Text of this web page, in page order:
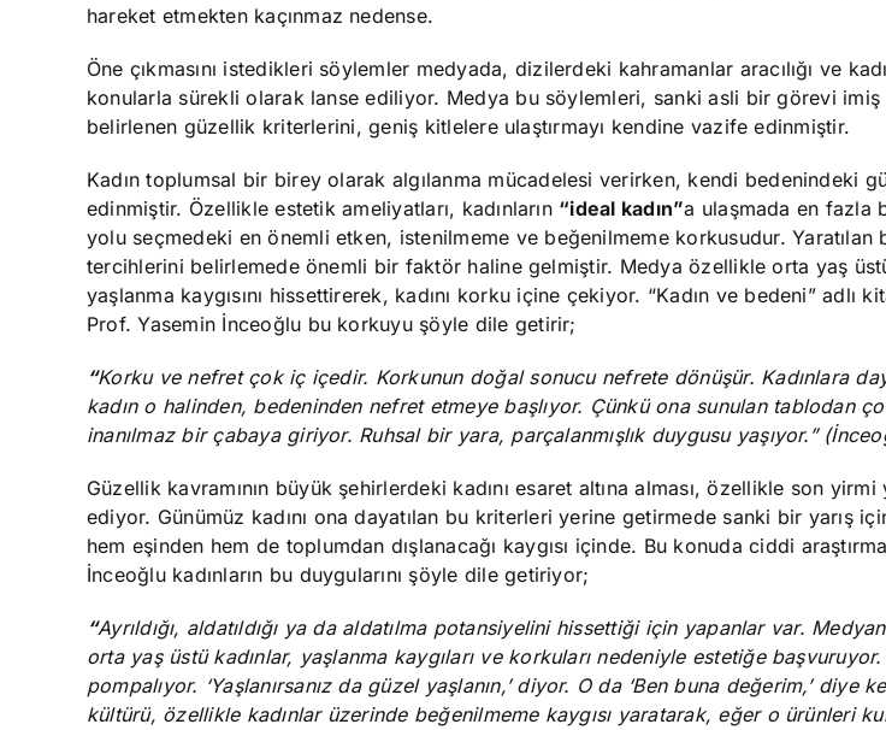
hareket etmekten kaçınmaz nedense.
Öne çıkmasını istedikleri söylemler medyada, dizilerdeki kahramanlar aracılığı ve
konularla sürekli olarak lanse ediliyor. Medya bu söylemleri, sanki asli bir görevi
belirlenen güzellik kriterlerini, geniş kitlelere ulaştırmayı kendine vazife edinmiştir.
Kadın toplumsal bir birey olarak algılanma mücadelesi verirken, kendi bedenindeki
edinmiştir. Özellikle estetik ameliyatları, kadınların “ideal kadın”a ulaşmada en fazla
yolu seçmedeki en önemli etken, istenilmeme ve beğenilmeme korkusudur. Yaratılan
tercihlerini belirlemede önemli bir faktör haline gelmiştir. Medya özellikle orta yaş
yaşlanma kaygısını hissettirerek, kadını korku içine çekiyor. “Kadın ve bedeni” adlı
Prof. Yasemin İnceoğlu bu korkuyu şöyle dile getirir;
“Korku ve nefret çok iç içedir. Korkunun doğal sonucu nefrete dönüşür. Kadınlara
kadın o halinden, bedeninden nefret etmeye başlıyor. Çünkü ona sunulan tablodan
inanılmaz bir çabaya giriyor. Ruhsal bir yara, parçalanmışlık duygusu yaşıyor.”
Güzellik kavramının büyük şehirlerdeki kadını esaret altına alması, özellikle son yirmi
ediyor. Günümüz kadını ona dayatılan bu kriterleri yerine getirmede sanki bir yarış
hem eşinden hem de toplumdan dışlanacağı kaygısı içinde. Bu konuda ciddi
İnceoğlu kadınların bu duygularını şöyle dile getiriyor;
“Ayrıldığı, aldatıldığı ya da aldatılma potansiyelini hissettiği için yapanlar var.
orta yaş üstü kadınlar, yaşlanma kaygıları ve korkuları nedeniyle estetiğe
pompalıyor. ‘Yaşlanırsanız da güzel yaşlanın,’ diyor. O da ‘Ben buna değerim,’ diye
kültürü, özellikle kadınlar üzerinde beğenilmeme kaygısı yaratarak, eğer o ürünleri